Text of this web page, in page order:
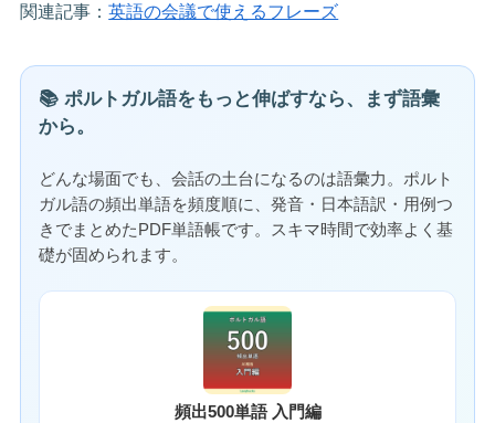
関連記事：英語の会議で使えるフレーズ
📚 ポルトガル語をもっと伸ばすなら、まず語彙
から。
どんな場面でも、会話の土台になるのは語彙力。ポルト
ガル語の頻出単語を頻度順に、発音・日本語訳・用例つ
きでまとめたPDF単語帳です。スキマ時間で効率よく基
礎が固められます。
頻出500単語 入門編